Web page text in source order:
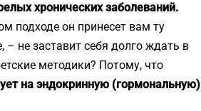
хронических заболеваний.
подходе он принесет вам ту
– не заставит себя долго ждать в
методики? Потому, что
на эндокринную (гормональную)